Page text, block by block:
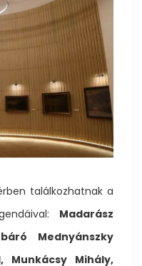
találkozhatnak a
Madarász
Mednyánszky
Munkácsy Mihály,